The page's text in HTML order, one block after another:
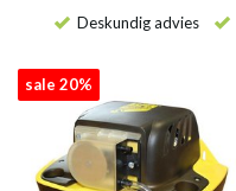
Deskundig advies
sale 20%